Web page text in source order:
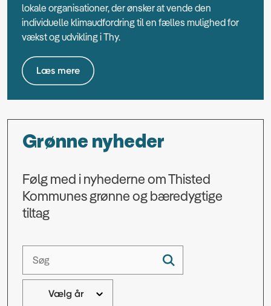
lokale organisationer, der ønsker at vende den
individuelle klimaudfordring til en fælles mulighed for
vækst og udvikling i Thy.
Læs mere
Grønne nyheder
Følg med i nyhederne om Thisted
Kommunes grønne og bæredygtige
tiltag